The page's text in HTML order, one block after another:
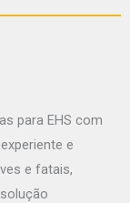
para EHS com
e
e fatais,